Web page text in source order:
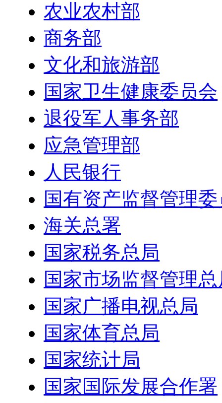
农业农村部
商务部
文化和旅游部
国家卫生健康委员会
退役军人事务部
应急管理部
人民银行
国有资产监督管理
海关总署
国家税务总局
国家市场监督管理
国家广播电视总局
国家体育总局
国家统计局
国家国际发展合作署